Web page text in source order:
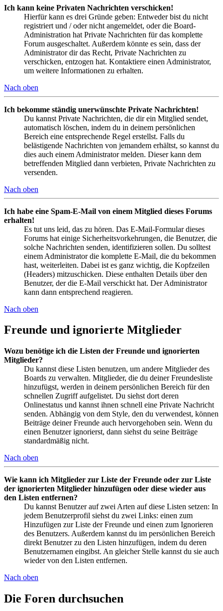
Ich kann keine Privaten Nachrichten verschicken!
Hierfür kann es drei Gründe geben: Entweder bist du nicht
registriert und / oder nicht angemeldet, oder die Board-
Administration hat Private Nachrichten für das komplette
Forum ausgeschaltet. Außerdem könnte es sein, dass der
Administrator dir das Recht, Private Nachrichten zu
verschicken, entzogen hat. Kontaktiere einen Administrator,
um weitere Informationen zu erhalten.
Nach oben
Ich bekomme ständig unerwünschte Private Nachrichten!
Du kannst Private Nachrichten, die dir ein Mitglied sendet,
automatisch löschen, indem du in deinem persönlichen
Bereich eine entsprechende Regel erstellst. Falls du
belästigende Nachrichten von jemandem erhältst, so kannst du
dies auch einem Administrator melden. Dieser kann dem
betreffenden Mitglied dann verbieten, Private Nachrichten zu
versenden.
Nach oben
Ich habe eine Spam-E-Mail von einem Mitglied dieses Forums
erhalten!
Es tut uns leid, das zu hören. Das E-Mail-Formular dieses
Forums hat einige Sicherheitsvorkehrungen, die Benutzer, die
solche Nachrichten senden, identifizieren sollen. Du solltest
einem Administrator die komplette E-Mail, die du bekommen
hast, weiterleiten. Dabei ist es ganz wichtig, die Kopfzeilen
(Headers) mitzuschicken. Diese enthalten Details über den
Benutzer, der die E-Mail verschickt hat. Der Administrator
kann dann entsprechend reagieren.
Nach oben
Freunde und ignorierte Mitglieder
Wozu benötige ich die Listen der Freunde und ignorierten
Mitglieder?
Du kannst diese Listen benutzen, um andere Mitglieder des
Boards zu verwalten. Mitglieder, die du deiner Freundesliste
hinzufügst, werden in deinem persönlichen Bereich für den
schnellen Zugriff aufgelistet. Du siehst dort deren
Onlinestatus und kannst ihnen schnell eine Private Nachricht
senden. Abhängig von dem Style, den du verwendest, können
Beiträge deiner Freunde auch hervorgehoben sein. Wenn du
einen Benutzer ignorierst, dann siehst du seine Beiträge
standardmäßig nicht.
Nach oben
Wie kann ich Mitglieder zur Liste der Freunde oder zur Liste
der ignorierten Mitglieder hinzufügen oder diese wieder aus
den Listen entfernen?
Du kannst Benutzer auf zwei Arten auf diese Listen setzen: In
jedem Benutzerprofil siehst du zwei Links: einen zum
Hinzufügen zur Liste der Freunde und einen zum Ignorieren
des Benutzers. Außerdem kannst du im persönlichen Bereich
direkt Benutzer zu den Listen hinzufügen, indem du deren
Benutzernamen eingibst. An gleicher Stelle kannst du sie auch
wieder von den Listen entfernen.
Nach oben
Die Foren durchsuchen